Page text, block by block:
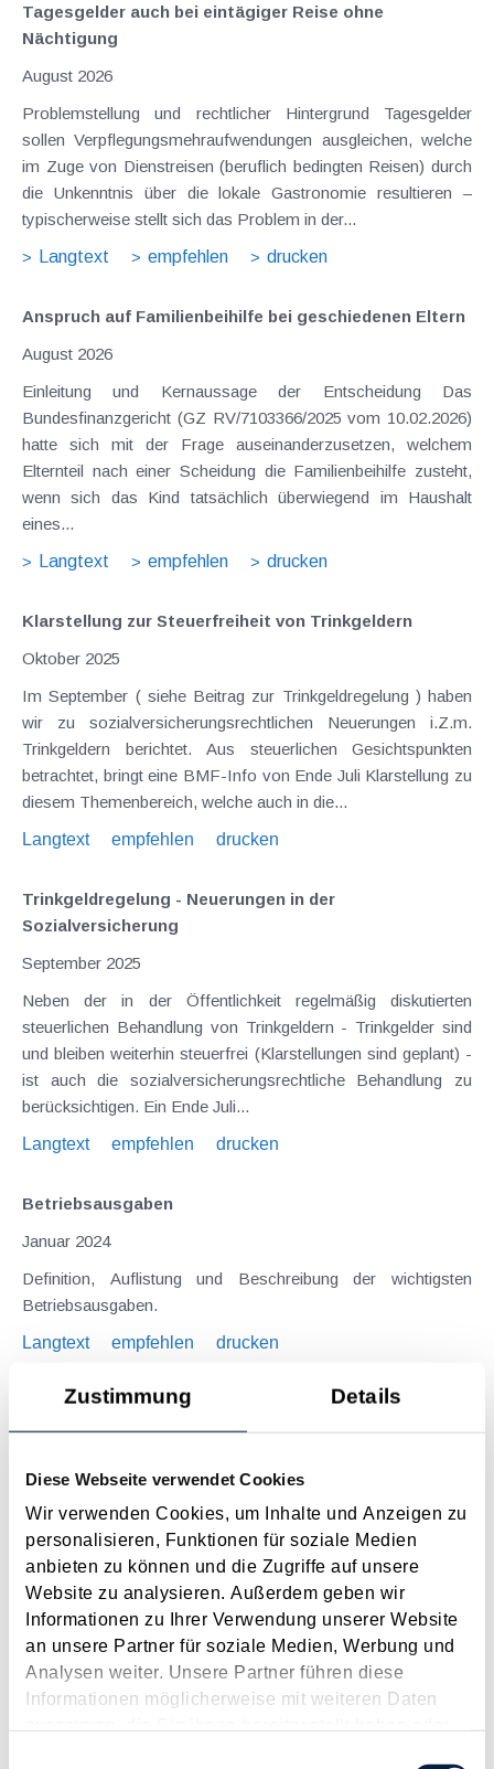
Zustimmung Details
Diese Webseite verwendet Cookies
Wir verwenden Cookies, um Inhalte und Anzeigen zu
personalisieren, Funktionen für soziale Medien
anbieten zu können und die Zugriffe auf unsere
Website zu analysieren. Außerdem geben wir
Informationen zu Ihrer Verwendung unserer Website
an unsere Partner für soziale Medien, Werbung und
Analysen weiter. Unsere Partner führen diese
Informationen möglicherweise mit weiteren Daten
Tagesgelder auch bei eintägiger Reise ohne
Nächtigung
August 2026
Problemstellung und rechtlicher Hintergrund Tagesgelder
sollen Verpflegungsmehraufwendungen ausgleichen, welche
im Zuge von Dienstreisen (beruflich bedingten Reisen) durch
die Unkenntnis über die lokale Gastronomie resultieren –
typischerweise stellt sich das Problem in der...
Langtext
empfehlen drucken
Anspruch auf Familienbeihilfe bei geschiedenen Eltern
August 2026
Einleitung und Kernaussage der Entscheidung Das
Bundesfinanzgericht (GZ RV/7103366/2025 vom 10.02.2026)
hatte sich mit der Frage auseinanderzusetzen, welchem
Elternteil nach einer Scheidung die Familienbeihilfe zusteht,
wenn sich das Kind tatsächlich überwiegend im Haushalt
eines...
Langtext
empfehlen drucken
Klarstellung zur Steuerfreiheit von Trinkgeldern
Oktober 2025
Im September ( siehe Beitrag zur Trinkgeldregelung ) haben
wir zu sozialversicherungsrechtlichen Neuerungen i.Z.m.
Trinkgeldern berichtet. Aus steuerlichen Gesichtspunkten
betrachtet, bringt eine BMF-Info von Ende Juli Klarstellung zu
diesem Themenbereich, welche auch in die...
Langtext
empfehlen drucken
Trinkgeldregelung - Neuerungen in der
Sozialversicherung
September 2025
Neben der in der Öffentlichkeit regelmäßig diskutierten
steuerlichen Behandlung von Trinkgeldern - Trinkgelder sind
und bleiben weiterhin steuerfrei (Klarstellungen sind geplant) -
ist auch die sozialversicherungsrechtliche Behandlung zu
berücksichtigen. Ein Ende Juli...
Langtext
empfehlen drucken
Betriebsausgaben
Januar 2024
Definition, Auflistung und Beschreibung der wichtigsten
Betriebsausgaben.
Langtext
empfehlen drucken
Coronavirus: Änderungen bei Corona-Kurzarbeit
November 2020
Um die wirtschaftlichen Auswirkungen der ab 3.11. geltenden
Corona-Schutzmaßnahmen auf die direkt und indirekt
besonders betroffenen Branchen abzufedern, haben die
Sozialpartner am Sonntag, 1. November 2020, eine
Adaptierung des Corona-Kurzarbeitsmodells verhandelt:
Unterschreitung...
Langtext
empfehlen drucken
Keine Steuerbefreiung bei arbeitgeberseitig
garantierten Trinkgeldern